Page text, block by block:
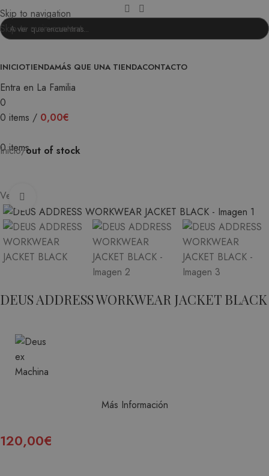
Skip to navigation
Skip to main content
INICIOTIENDAMÁS QUE UNA TIENDACONTACTO
Entra en La Familia
0
0 items / 0,00€
0items
Inicio out of stock
Vendido
DEUS ADDRESS WORKWEAR JACKET BLACK
Más Información
120,00€